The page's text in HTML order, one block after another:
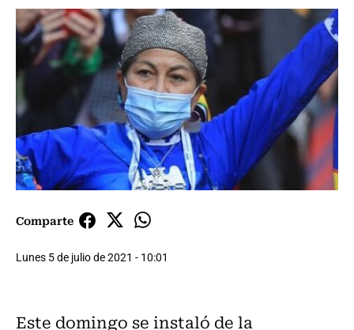
Comparte
Lunes 5 de julio de 2021 - 10:01
Este domingo se instaló de la